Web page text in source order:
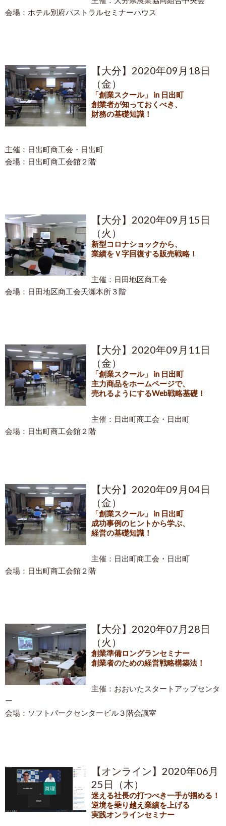
会場：ホテル別府パストラルセミナーハウス
【大分】2020年09月18日
（金）
「創業スクール」 in 日出町
創業者が知っておくべき、
財務の基礎知識！
主催：日出町商工会・日出町
会場：日出町商工会館２階
【大分】2020年09月15日
（火）
新型コロナショックから、
業績をＶ字回復する販売戦略！
主催：日田地区商工会
会場：日田地区商工会天瀬本所３階
【大分】2020年09月11日
（金）
「創業スクール」 in 日出町
主力商品をホームページで、
売れるようにするWeb戦略基礎！
主催：日出町商工会・日出町
会場：日出町商工会館２階
【大分】2020年09月04日
（金）
「創業スクール」 in 日出町
成功事例のヒントから学ぶ、
経営の基礎知識！
主催：日出町商工会・日出町
会場：日出町商工会館２階
【大分】2020年07月28日
（火）
創業準備ロングランセミナー
創業者のための経営戦略構築法！
主催：おおいたスタートアップセンタ
ー
会場：ソフトパークセンタービル３階会議室
【オンライン】2020年06月
25日（木）
迷える社長の打つべき一手が掴める！
逆境を乗り越え業績を上げる
実践オンラインセミナー